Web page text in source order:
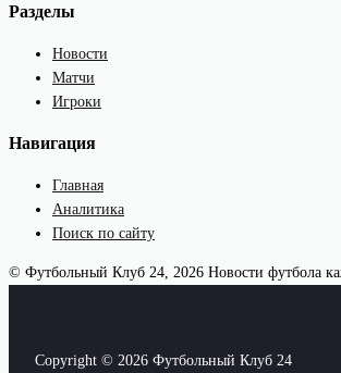
Разделы
Новости
Матчи
Игроки
Навигация
Главная
Аналитика
Поиск по сайту
© Футбольный Клуб 24, 2026 Новости футбола
Copyright © 2026 Футбольный Клуб 24